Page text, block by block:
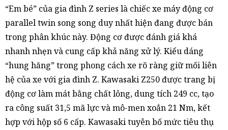
“Em bé” của gia đình Z series là chiếc xe máy động cơ
parallel twin song song duy nhất hiện đang được bán
trong phân khúc này. Động cơ được đánh giá khá
nhanh nhẹn và cung cấp khả năng xử lý. Kiểu dáng
“hung hăng” trong phong cách xe rõ ràng giữ mối liên
hệ của xe với gia đình Z. Kawasaki Z250 được trang bị
động cơ làm mát bằng chất lỏng, dung tích 249 cc, tạo
ra công suất 31,5 mã lực và mô-men xoắn 21 Nm, kết
hợp với hộp số 6 cấp. Kawasaki tuyên bố mức tiêu thụ